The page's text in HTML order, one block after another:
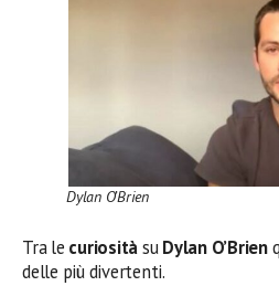
Dylan O’Brien
Tra le curiositàsuDylan O’Brien
delle più divertenti.